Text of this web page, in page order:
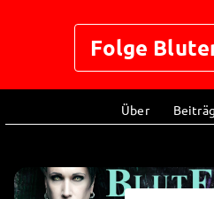
Folge
Über